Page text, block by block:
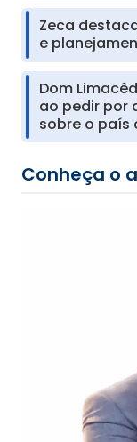
Zeca
e
Dom
ao pedir por
sobre o país
Conheça o